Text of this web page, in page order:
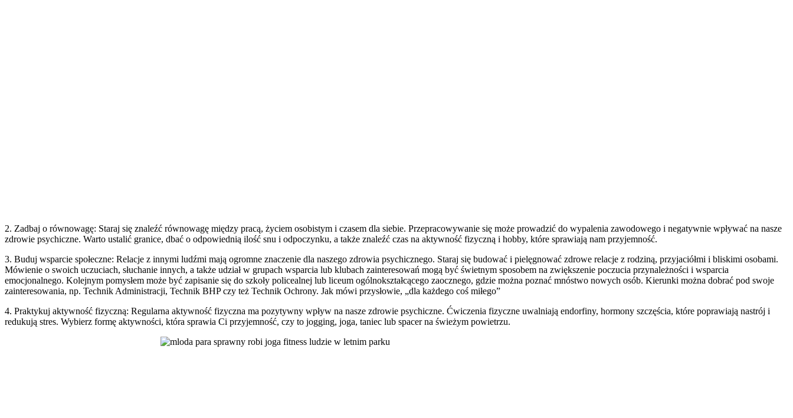
2. Zadbaj o równowagę: Staraj się znaleźć równowagę między pracą, życiem osobistym i czasem dla siebie. Przepracowywanie się może prowadzić do wypalenia zawodowego i negatywnie wpływać na nasze
zdrowie psychiczne. Warto ustalić granice, dbać o odpowiednią ilość snu i odpoczynku, a także znaleźć czas na aktywność fizyczną i hobby, które sprawiają nam przyjemność.
3. Buduj wsparcie społeczne: Relacje z innymi ludźmi mają ogromne znaczenie dla naszego zdrowia psychicznego. Staraj się budować i pielęgnować zdrowe relacje z rodziną, przyjaciółmi i bliskimi osobami.
Mówienie o swoich uczuciach, słuchanie innych, a także udział w grupach wsparcia lub klubach zainteresowań mogą być świetnym sposobem na zwiększenie poczucia przynależności i wsparcia
emocjonalnego. Kolejnym pomysłem może być zapisanie się do szkoły policealnej lub liceum ogólnokształcącego zaocznego, gdzie można poznać mnóstwo nowych osób. Kierunki można dobrać pod swoje
zainteresowania, np. Technik Administracji, Technik BHP czy też Technik Ochrony. Jak mówi przysłowie, „dla każdego coś miłego”
4. Praktykuj aktywność fizyczną: Regularna aktywność fizyczna ma pozytywny wpływ na nasze zdrowie psychiczne. Ćwiczenia fizyczne uwalniają endorfiny, hormony szczęścia, które poprawiają nastrój i
redukują stres. Wybierz formę aktywności, która sprawia Ci przyjemność, czy to jogging, joga, taniec lub spacer na świeżym powietrzu.